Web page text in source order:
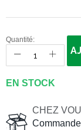
Quantité:
EN STOCK
CHEZ